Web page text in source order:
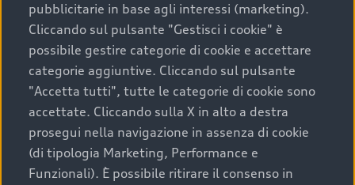
Scegliere un’auto usata è una decisione che coniuga
convenienza, affidabilità e sostenibilità. Per fare un
acquisto sicuro, è essenziale considerare aspetti
determinanti come la garanzia inclusa e l’affidabilità del
marchio. Audi offre l’auto usata perfetta tramite Audi
Prima Scelta :plus
pubblicitarie in base agli interessi (marketing).
Cliccando sul pulsante "Gestisci i cookie" è
possibile gestire categorie di cookie e accettare
categorie aggiuntive. Cliccando sul pulsante
"Accetta tutti", tutte le categorie di cookie sono
accettate. Cliccando sulla X in alto a destra
prosegui nella navigazione in assenza di cookie
(di tipologia Marketing, Performance e
Funzionali). È possibile ritirare il consenso in